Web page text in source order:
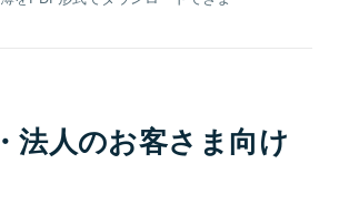
法人のお客さま向け